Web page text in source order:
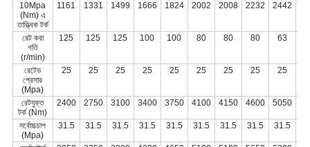
10Mpa
(Nm) এ
তাত্ত্বিক টর্ক
1161 1331 1499 1666 1824 2002 2008 2232 2442
রেট করা
গতি
(r/min)
125 125 125 100 100 80 80 80 63
রেটেড
প্রেসার
(Mpa)
25 25 25 25 25 25 25 25 25
রেটযুক্ত
টর্ক (Nm)
2400 2750 3100 3400 3750 4100 4150 4600 5050
সর্বোচ্চচাপ
(Mpa)
31.5 31.5 31.5 31.5 31.5 31.5 31.5 31.5 31.5